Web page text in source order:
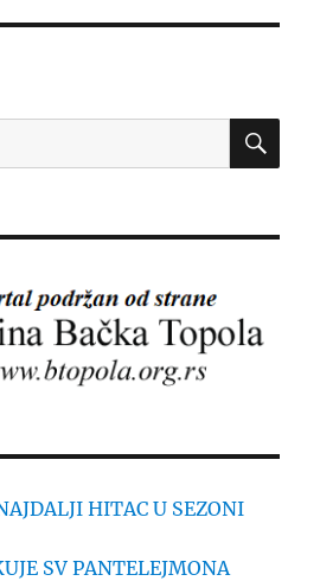
HITAC U SEZONI
SV PANTELEJMONA